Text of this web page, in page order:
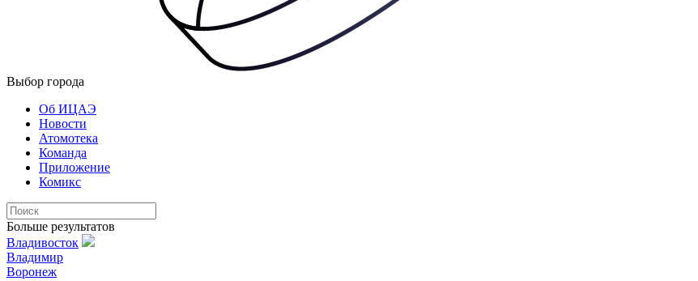
Выбор города
Об ИЦАЭ
Новости
Атомотека
Команда
Приложение
Комикс
Больше результатов
Владивосток
Владимир
Воронеж